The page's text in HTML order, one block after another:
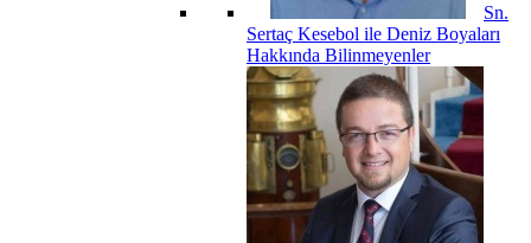
Sn.
Sertaç Kesebol ile Deniz Boyaları
Hakkında Bilinmeyenler